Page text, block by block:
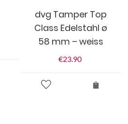
dvg Tamper Top
Class Edelstahl ø
58 mm – weiss
€23.90